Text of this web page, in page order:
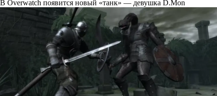
В Overwatch появится новый «танк» — девушка D.Mon